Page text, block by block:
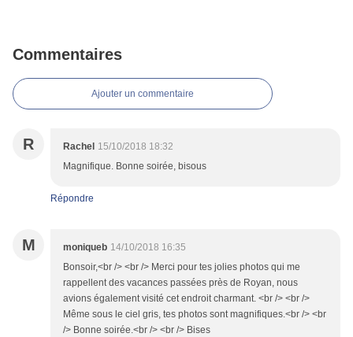
Commentaires
Ajouter un commentaire
R Rachel 15/10/2018 18:32
Magnifique. Bonne soirée, bisous
Répondre
M moniqueb 14/10/2018 16:35
Bonsoir,<br /> <br /> Merci pour tes jolies photos qui me
rappellent des vacances passées près de Royan, nous
avions également visité cet endroit charmant. <br /> <br />
Même sous le ciel gris, tes photos sont magnifiques.<br /> <br
/> Bonne soirée.<br /> <br /> Bises